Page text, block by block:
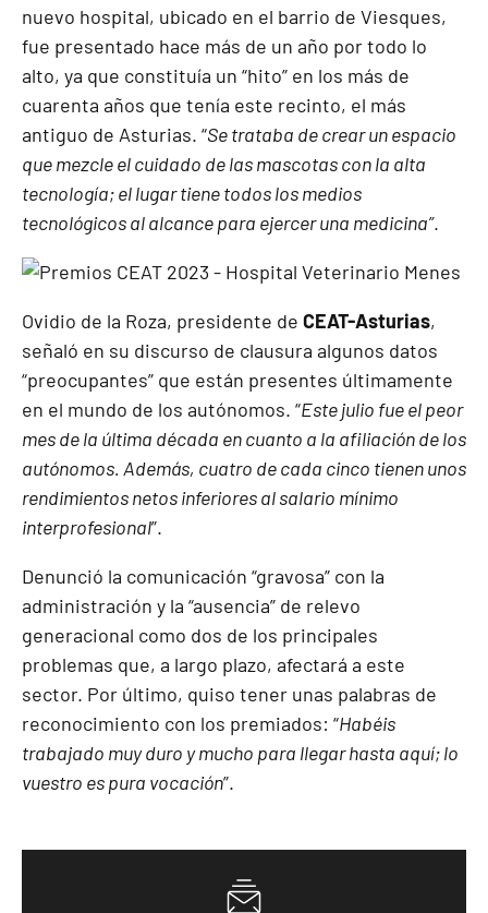
nuevo hospital, ubicado en el barrio de Viesques,
fue presentado hace más de un año por todo lo
alto, ya que constituía un “hito” en los más de
cuarenta años que tenía este recinto, el más
antiguo de Asturias. “Se trataba de crear un espacio
que mezcle el cuidado de las mascotas con la alta
tecnología; el lugar tiene todos los medios
tecnológicos al alcance para ejercer una medicina”.
Ovidio de la Roza, presidente de CEAT-Asturias,
señaló en su discurso de clausura algunos datos
“preocupantes” que están presentes últimamente
en el mundo de los autónomos. “Este julio fue el peor
mes de la última década en cuanto a la afiliación de los
autónomos. Además, cuatro de cada cinco tienen unos
rendimientos netos inferiores al salario mínimo
interprofesional”.
Denunció la comunicación “gravosa” con la
administración y la “ausencia” de relevo
generacional como dos de los principales
problemas que, a largo plazo, afectará a este
sector. Por último, quiso tener unas palabras de
reconocimiento con los premiados: “Habéis
trabajado muy duro y mucho para llegar hasta aquí; lo
vuestro es pura vocación”.